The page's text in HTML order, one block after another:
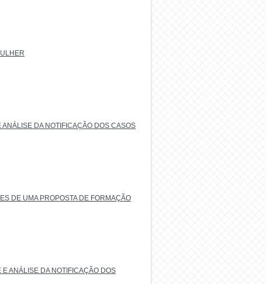
DA NOTIFICAÇÃO DOS CASOS
DE UMA PROPOSTA DE FORMAÇÃO
ANÁLISE DA NOTIFICAÇÃO DOS